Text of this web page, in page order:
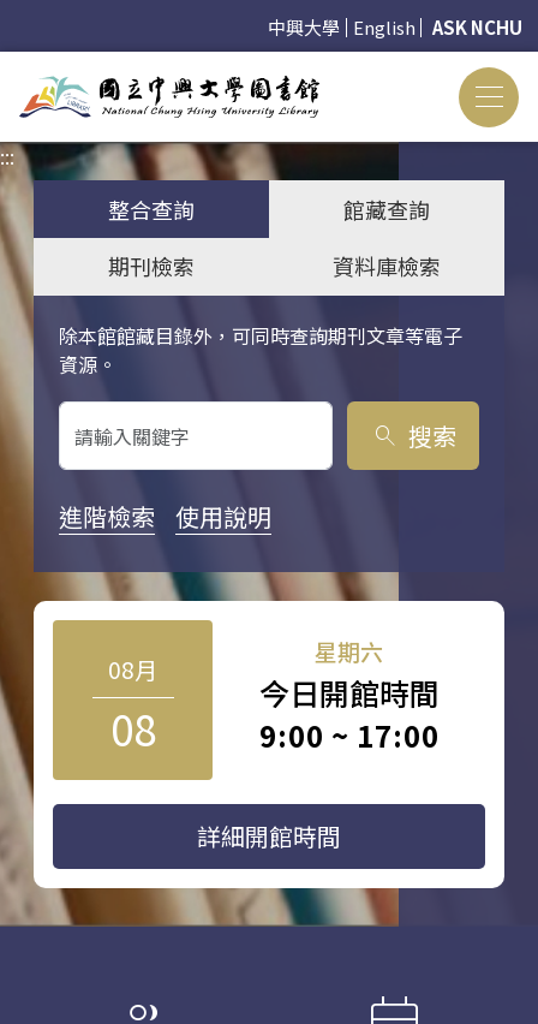
中興大學 English ASK NCHU
:::
整合查詢
館藏查詢
期刊檢索
資料庫檢索
除本館館藏目錄外，可同時查詢期刊文章等電子
資源。
關鍵字搜尋
search 搜索
進階檢索 使用說明
08月
08
星期六
今日開館時間
9:00 ~ 17:00
詳細開館時間